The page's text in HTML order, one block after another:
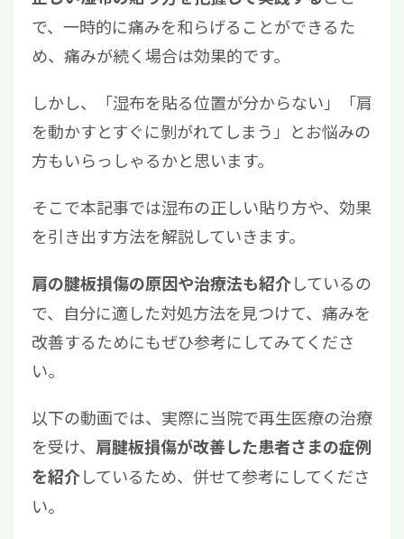
で、一時的に痛みを和らげることができるた
め、痛みが続く場合は効果的です。
しかし、「湿布を貼る位置が分からない」「肩
を動かすとすぐに剝がれてしまう」とお悩みの
方もいらっしゃるかと思います。
そこで本記事では湿布の正しい貼り方や、効果
を引き出す方法を解説していきます。
肩の腱板損傷の原因や治療法も紹介しているの
で、自分に適した対処方法を見つけて、痛みを
改善するためにもぜひ参考にしてみてくださ
い。
以下の動画では、実際に当院で再生医療の治療
を受け、 肩腱板損傷が改善した患者さまの症例
を紹介しているため、併せて参考にしてくださ
い。